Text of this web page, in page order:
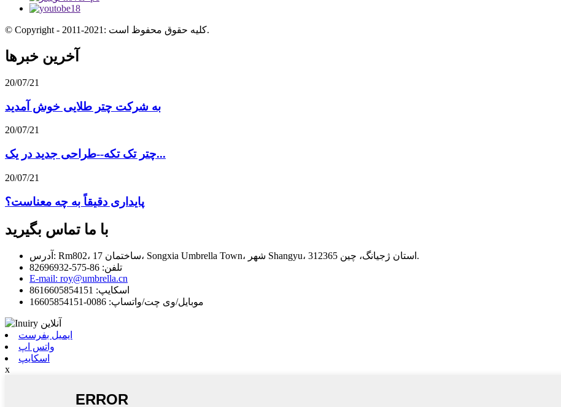
© Copyright - 2011-2021: کلیه حقوق محفوظ است.
آخرین خبرها
20/07/21
به شرکت چتر طلایی خوش آمدید
20/07/21
چتر تک تکه--طراحی جدید در یک...
20/07/21
پایداری دقیقاً به چه معناست؟
با ما تماس بگیرید
آدرس: Rm802، ساختمان 17، Songxia Umbrella Town، شهر Shangyu، استان ژجیانگ، چین 312365.
تلفن: 86-575-82696932
E-mail: roy@umbrella.cn
اسکایپ: 8616605854151
موبایل/وی چت/واتساپ: 0086-16605854151
ایمیل بفرست
واتس اپ
اسکایپ
x